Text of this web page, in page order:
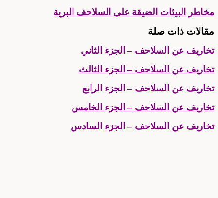
مخاطر البيئات الضيقة على السلاحف البرية
مقالات ذات صلة
تخاريف عن السلاحف – الجزء الثاني
تخاريف عن السلاحف – الجزء الثالث
تخاريف عن السلاحف – الجزء الرابع
تخاريف عن السلاحف – الجزء الخامس
تخاريف عن السلاحف – الجزء السادس